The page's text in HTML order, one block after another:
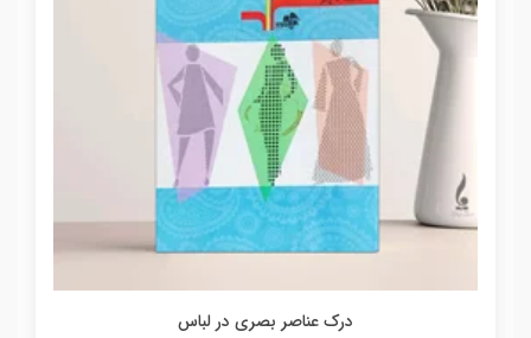
درک عناصر بصری در لباس